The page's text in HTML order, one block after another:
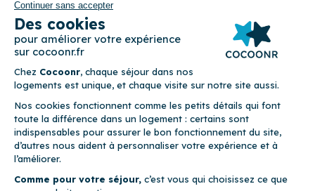
location–CGU – Politique de confidentialité–Politique de